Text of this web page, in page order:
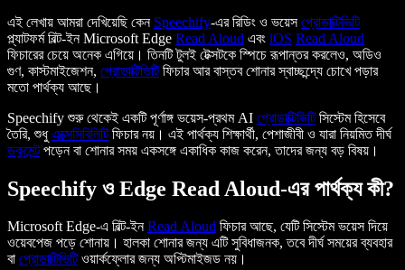
এই লেখায় আমরা দেখিয়েছি কেন Speechify-এর রিডিং ও ভয়েসপ্রোডাক্টিভিটি
প্ল্যাটফর্ম বিল্ট-ইন Microsoft Edge Read Aloud এবং iOS Read Aloud
ফিচারের চেয়ে অনেক এগিয়ে। তিনটি টুলই টেক্সটকে স্পিচে রূপান্তর করলেও, অডিও
গুণ, কাস্টমাইজেশন, প্রোডাক্টিভিটিফিচার আর বাস্তব শোনার স্বাচ্ছন্দ্যে চোখে পড়ার
মতো পার্থক্য আছে।
Speechify শুরু থেকেই একটি পূর্ণাঙ্গ ভয়েস-প্রথম AI প্রোডাক্টিভিটিসিস্টেম হিসেবে
তৈরি, শুধুএক্সেসিবিলিটিফিচার নয়। এই পার্থক্য শিক্ষার্থী, পেশাজীবী ও যারা নিয়মিত দীর্ঘ
ডকুমেন্টপড়েন বা শোনার সময় একসঙ্গে একাধিক কাজ করেন, তাদের জন্য বড় বিষয়।
Speechify ও Edge Read Aloud-এর পার্থক্য কী?
Microsoft Edge-এ বিল্ট-ইনRead Aloud ফিচার আছে, যেটি সিস্টেম ভয়েস দিয়ে
ওয়েবপেজ পড়ে শোনায়। হালকা শোনার জন্য এটি সুবিধাজনক, তবে দীর্ঘ সময়ের ব্যবহার
বা প্রোডাক্টিভিটিওয়ার্কফ্লোর জন্য অপ্টিমাইজড নয়।